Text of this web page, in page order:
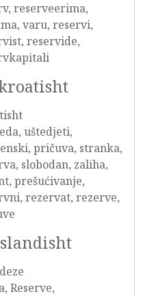
reserveerima,
varu, reservi,
reservide,
uštedjeti,
pričuva, stranka,
slobodan, zaliha,
prešućivanje,
rezervat, rezerve,
Reserve,